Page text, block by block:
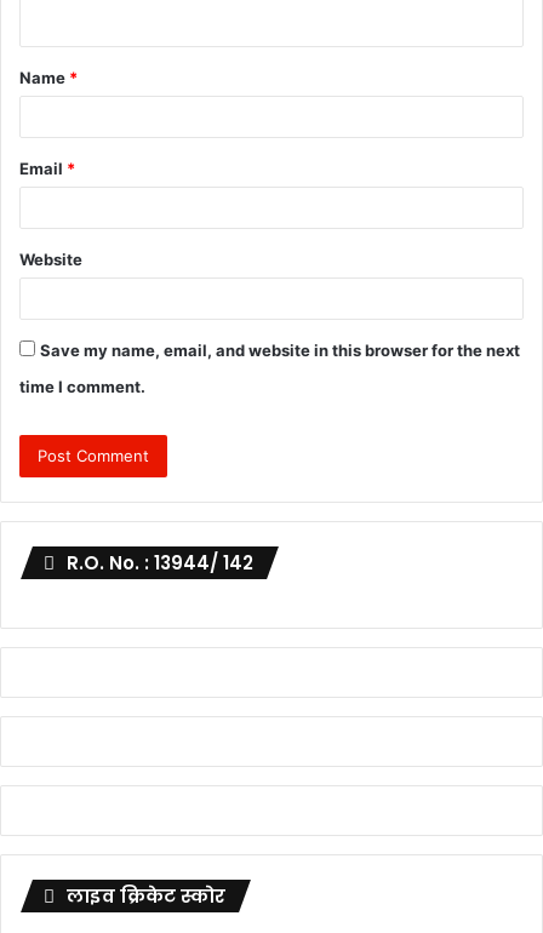
t
*
Name *
Email *
Website
Save my name, email, and website in this browser for the next
time I comment.
R.O. No. : 13944/ 142
लाइव क्रिकेट स्कोर